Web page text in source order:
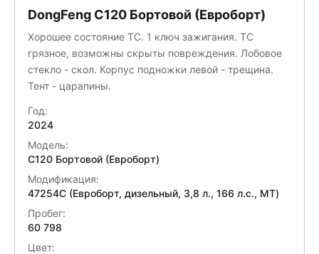
DongFeng C120 Бортовой (Евроборт)
Хорошее состояние ТС. 1 ключ зажигания. ТС
грязное, возможны скрыты повреждения. Лобовое
стекло - скол. Корпус подножки левой - трещина.
Тент - царапины.
Год:
2024
Модель:
C120 Бортовой (Евроборт)
Модификация:
47254C (Евроборт, дизельный, 3,8 л., 166 л.с., МТ)
Пробег:
60 798
Цвет: